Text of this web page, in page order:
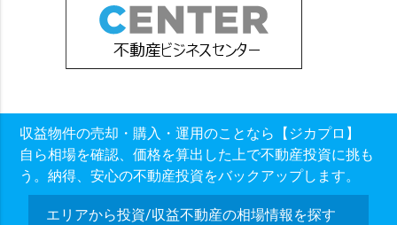
収益物件の売却・購入・運用のことなら【ジカプロ】
自ら相場を確認、価格を算出した上で不動産投資に挑も
う。納得、安心の不動産投資をバックアップします。
エリアから投資/収益不動産の相場情報を探す